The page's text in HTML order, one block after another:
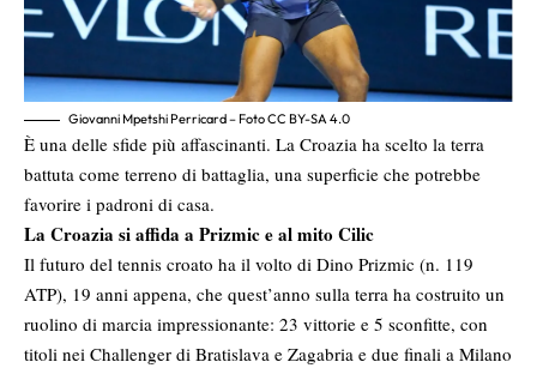
Giovanni Mpetshi Perricard – Foto CC BY-SA 4.0
È una delle sfide più affascinanti. La Croazia ha scelto la terra
battuta come terreno di battaglia, una superficie che potrebbe
favorire i padroni di casa.
La Croazia si affida a Prizmic e al mito Cilic
Il futuro del tennis croato ha il volto di Dino Prizmic (n. 119
ATP), 19 anni appena, che quest’anno sulla terra ha costruito un
ruolino di marcia impressionante: 23 vittorie e 5 sconfitte, con
titoli nei Challenger di Bratislava e Zagabria e due finali a Milano